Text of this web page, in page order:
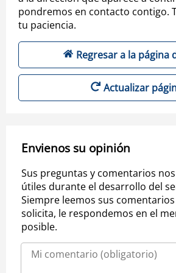
pondremos en contacto contigo.
tu paciencia.
Regresar a la página
Actualizar
Envienos su opinión
Sus preguntas y comentarios
útiles durante el desarrollo del
Siempre leemos sus
solicita, le respondemos en el
posible.